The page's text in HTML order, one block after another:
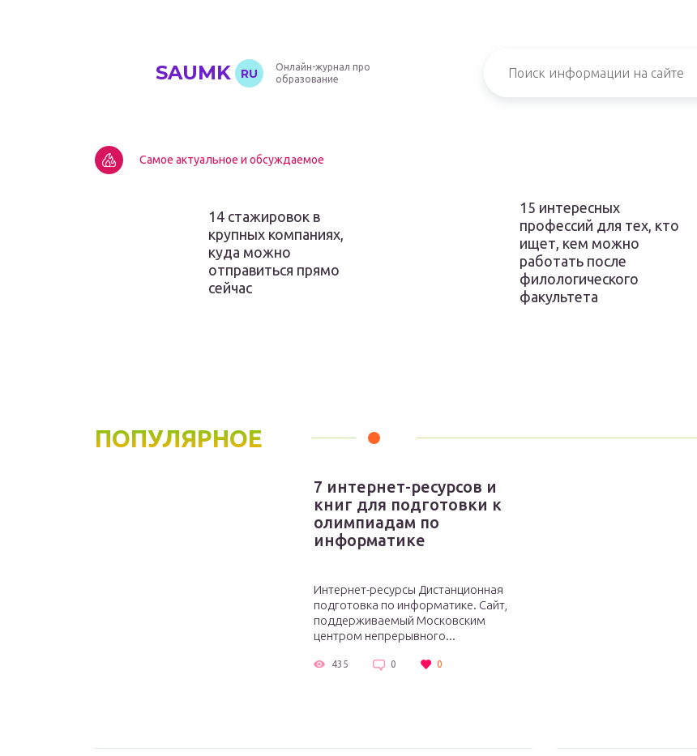
SAUMK RU
Онлайн-журнал про
образование
Самое актуальное и обсуждаемое
14 стажировок в
крупных компаниях,
куда можно
отправиться прямо
сейчас
15 интересных
профессий для тех, кто
ищет, кем можно
работать после
филологического
факультета
ПОПУЛЯРНОЕ
7 интернет-ресурсов и
книг для подготовки к
олимпиадам по
информатике
Интернет-ресурсы Дистанционная
подготовка по информатике. Сайт,
поддерживаемый Московским
центром непрерывного...
435 0 0